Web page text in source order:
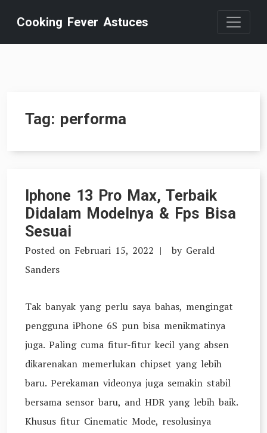
content
Cooking Fever Astuces
Tag: performa
Iphone 13 Pro Max, Terbaik
Didalam Modelnya & Fps Bisa
Sesuai
Posted on Februari 15, 2022 by Gerald
Sanders
Tak banyak yang perlu saya bahas, mengingat
pengguna iPhone 6S pun bisa menikmatinya
juga. Paling cuma fitur-fitur kecil yang absen
dikarenakan memerlukan chipset yang lebih
baru. Perekaman videonya juga semakin stabil
bersama sensor baru, and HDR yang lebih baik.
Khusus fitur Cinematic Mode, resolusinya